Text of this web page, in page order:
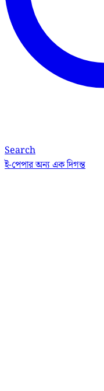
Search
ই-পেপারঅন্য এক দিগন্ত